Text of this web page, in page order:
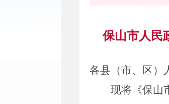
保山市人民
各县（市、区）
现将 《保